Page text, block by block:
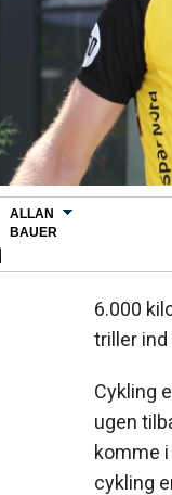
ALLAN
BAUER
6.000
triller ind
Cykling
ugen
komme
cykling